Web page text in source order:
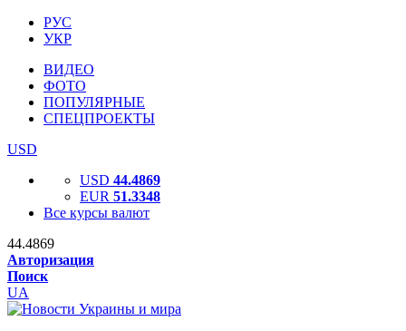
РУС
УКР
ВИДЕО
ФОТО
ПОПУЛЯРНЫЕ
СПЕЦПРОЕКТЫ
USD
USD 44.4869
EUR 51.3348
Все курсы валют
44.4869
Авторизация
Поиск
UA